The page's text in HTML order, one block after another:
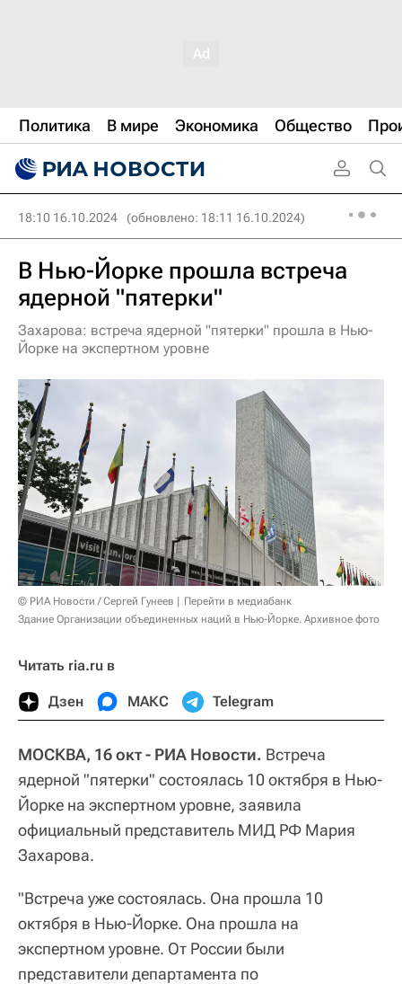
Политика В мире Экономика Общество
18:10 16.10.2024 (обновлено: 18:11 16.10.2024)
В Нью-Йорке прошла встреча
ядерной "пятерки"
Захарова: встреча ядерной "пятерки" прошла в Нью-
Йорке на экспертном уровне
© РИА Новости / Сергей Гунеев
Перейти в медиабанк
Здание Организации объединенных наций в Нью-Йорке. Архивное фото
Читать ria.ru в
Дзен МАКС Telegram
МОСКВА, 16 окт - РИА Новости. Встреча
ядерной "пятерки" состоялась 10 октября в Нью-
Йорке на экспертном уровне, заявила
официальный представитель МИД РФ Мария
Захарова.
"Встреча уже состоялась. Она прошла 10
октября в Нью-Йорке. Она прошла на
экспертном уровне. От России были
представители департамента по